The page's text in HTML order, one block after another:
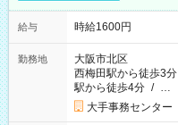
給与 時給1600円
勤務地
大阪市北区
西梅田駅から徒歩3分
駅から徒歩4分 / …
大手事務センター